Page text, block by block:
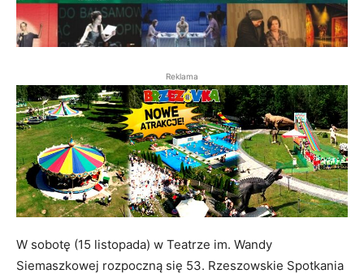
Reklama
W sobotę (15 listopada) w Teatrze im. Wandy
Siemaszkowej rozpoczną się 53. Rzeszowskie Spotkania